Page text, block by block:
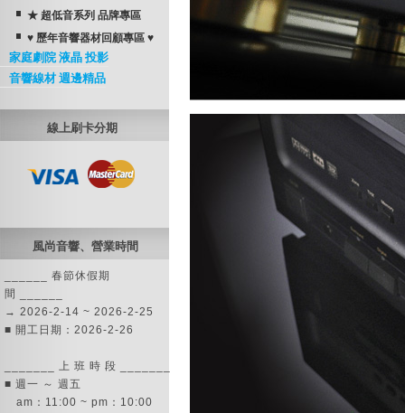
★ 超低音系列 品牌專區
♥ 歷年音響器材回顧專區 ♥
家庭劇院 液晶 投影
音響線材 週邊精品
線上刷卡分期
風尚音響、營業時間
______ 春節休假期
間 ______
→ 2026-2-14 ~ 2026-2-25
■ 開工日期：2026-2-26
_______ 上 班 時 段 _______
■ 週一 ～ 週五
am：11:00 ~ pm：10:00